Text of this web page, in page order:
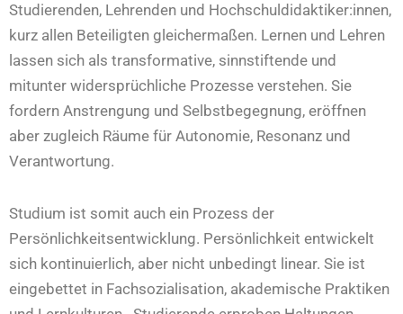
Studierenden, Lehrenden und Hochschuldidaktiker:innen,
kurz allen Beteiligten gleichermaßen. Lernen und Lehren
lassen sich als transformative, sinnstiftende und
mitunter widersprüchliche Prozesse verstehen. Sie
fordern Anstrengung und Selbstbegegnung, eröffnen
aber zugleich Räume für Autonomie, Resonanz und
Verantwortung.
Studium ist somit auch ein Prozess der
Persönlichkeitsentwicklung. Persönlichkeit entwickelt
sich kontinuierlich, aber nicht unbedingt linear. Sie ist
eingebettet in Fachsozialisation, akademische Praktiken